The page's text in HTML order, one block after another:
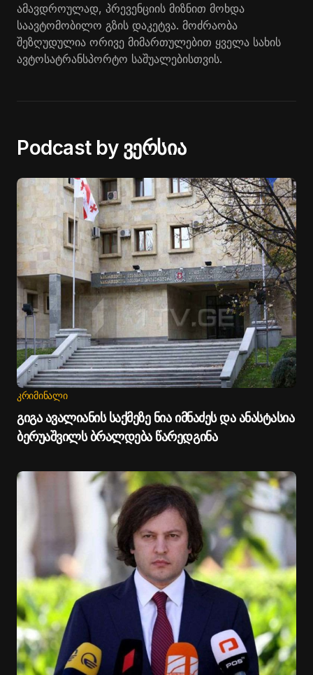
ამავდროულად, პრევენციის მიზნით მოხდა
საავტომობილო გზის დაკეტვა. მოძრაობა
შეზღუდულია ორივე მიმართულებით ყველა სახის
ავტოსატრანსპორტო საშუალებისთვის.
Podcast by ვერსია
ᲙᲠᲘᲛᲘᲜᲐᲚᲘ
გიგა ავალიანის საქმეზე ნია იმნაძეს და ანასტასია
ბერუაშვილს ბრალდება წარედგინა